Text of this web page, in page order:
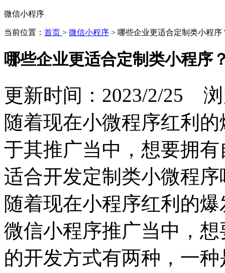
微信小程序
当前位置： 首页 > 微信小程序 > 哪些企业更适合定制类小程序
哪些企业更适合定制类小程序
更新时间：2023/2/25
随着现在小微程序红利
于其推广当中，想要拥
适合开发定制类小微程序
随着现在小程序红利的
微信小程序推广当中，
的开发方式有两种，一